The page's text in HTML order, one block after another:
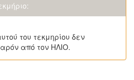
του τεκμηρίου δεν
από τον ΗΛΙΟ.